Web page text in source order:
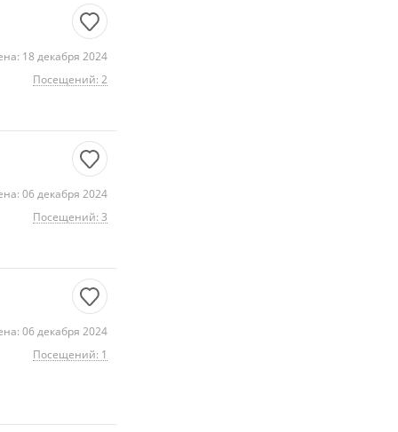
18 декабря 2024
Посещений: 2
06 декабря 2024
Посещений: 3
06 декабря 2024
Посещений: 1